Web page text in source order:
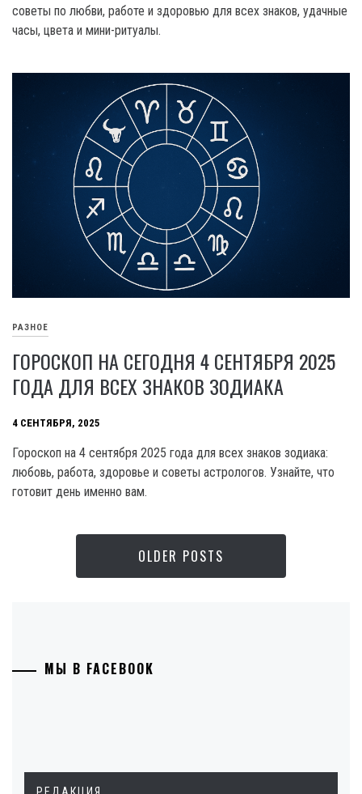
советы по любви, работе и здоровью для всех знаков, удачные
часы, цвета и мини-ритуалы.
РАЗНОЕ
ГОРОСКОП НА СЕГОДНЯ 4 СЕНТЯБРЯ 2025
ГОДА ДЛЯ ВСЕХ ЗНАКОВ ЗОДИАКА
4 СЕНТЯБРЯ, 2025
Гороскоп на 4 сентября 2025 года для всех знаков зодиака:
любовь, работа, здоровье и советы астрологов. Узнайте, что
готовит день именно вам.
OLDER POSTS
МЫ В FACEBOOK